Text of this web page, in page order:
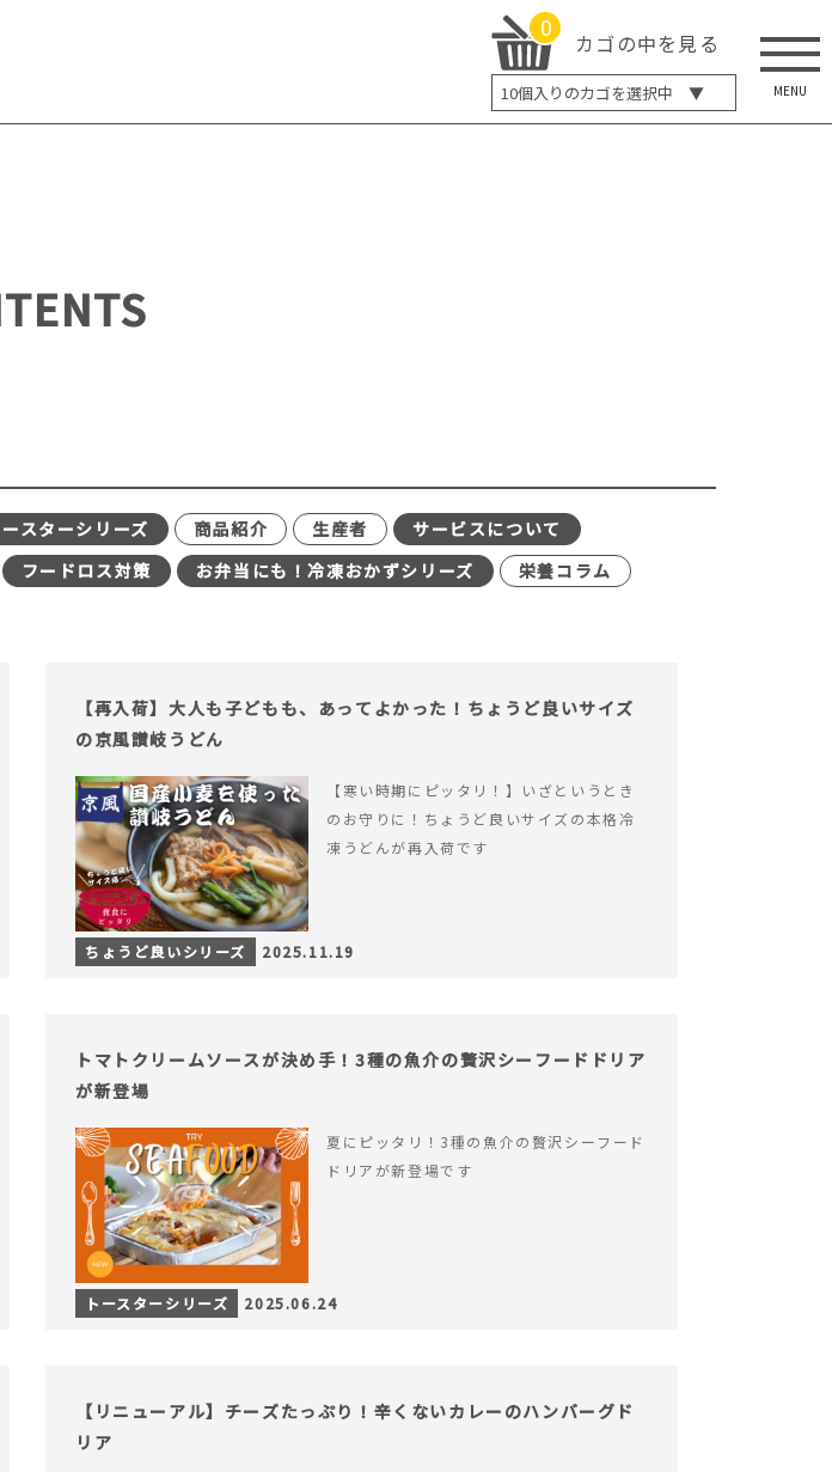
0
カゴの中を見る
10個入りのカゴを選択中 ▼
5個入り
MENU
ースターシリーズ 商品紹介 生産者
サービスについて
フードロス対策 お弁当にも！冷凍おかずシリーズ
栄養コラム
【再入荷】大人も子どもも、あってよかった！ちょうど良いサイズ
の京風讃岐うどん
【寒い時期にピッタリ！】いざというとき
のお守りに！ちょうど良いサイズの本格冷
凍うどんが再入荷です
ちょうど良いシリーズ 2025.11.19
トマトクリームソースが決め手！3種の魚介の贅沢シーフードドリア
が新登場
夏にピッタリ！3種の魚介の贅沢シーフード
ドリアが新登場です
トースターシリーズ 2025.06.24
【リニューアル】チーズたっぷり！辛くないカレーのハンバーグド
リア